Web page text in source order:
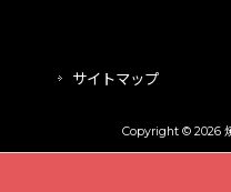
サイトマップ
Copyright © 2026